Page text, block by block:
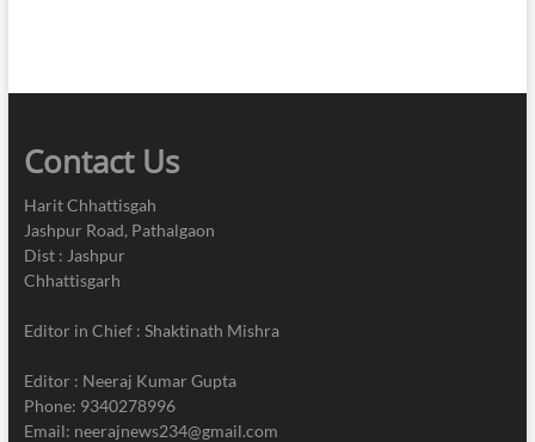
Contact Us
Harit Chhattisgah
Jashpur Road, Pathalgaon
Dist : Jashpur
Chhattisgarh
Editor in Chief : Shaktinath Mishra
Editor : Neeraj Kumar Gupta
Phone: 9340278996
Email: neerajnews234@gmail.com